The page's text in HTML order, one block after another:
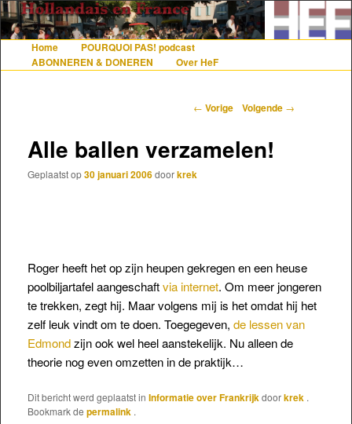
De gezelligste website voor Nederlanders die iets met Frankrijk hebben
HoofdmenuSpring naar de primaire inhoud
Spring naar de secundaire inhoud
Home
POURQUOI PAS! podcast
ABONNEREN & DONEREN
Over HeF
Berichtnavigatie
← Vorige Volgende →
Alle ballen verzamelen!
Geplaatst op30 januari 2006doorkrek
Roger heeft het op zijn heupen gekregen en een heuse
poolbiljartafel aangeschaftvia internet. Om meer jongeren
te trekken, zegt hij. Maar volgens mij is het omdat hij het
zelf leuk vindt om te doen. Toegegeven, de lessen van
Edmondzijn ook wel heel aanstekelijk. Nu alleen de
theorie nog even omzetten in de praktijk…
Dit bericht werd geplaatst in Informatie over Frankrijkdoorkrek .
Bookmark de permalink .